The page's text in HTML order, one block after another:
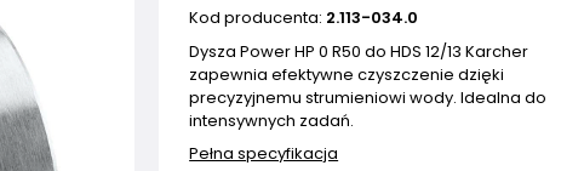
Kod producenta: 2.113-034.0
Dysza Power HP 0 R50 do HDS 12/13 Karcher
zapewnia efektywne czyszczenie dzięki
precyzyjnemu strumieniowi wody. Idealna do
intensywnych zadań.
Pełna specyfikacja